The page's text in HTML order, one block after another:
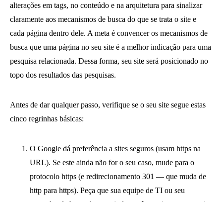
alterações em tags, no conteúdo e na arquitetura para sinalizar
claramente aos mecanismos de busca do que se trata o site e
cada página dentro dele. A meta é convencer os mecanismos de
busca que uma página no seu site é a melhor indicação para uma
pesquisa relacionada. Dessa forma, seu site será posicionado no
topo dos resultados das pesquisas.
Antes de dar qualquer passo, verifique se o seu site segue estas
cinco regrinhas básicas:
O Google dá preferência a sites seguros (usam https na
URL). Se este ainda não for o seu caso, mude para o
protocolo https (e redirecionamento 301 — que muda de
http para https). Peça que sua equipe de TI ou seu